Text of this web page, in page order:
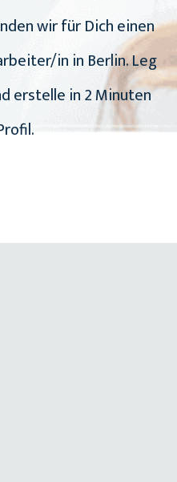
wir für Dich einen
in in Berlin. Leg
erstelle in 2 Minuten